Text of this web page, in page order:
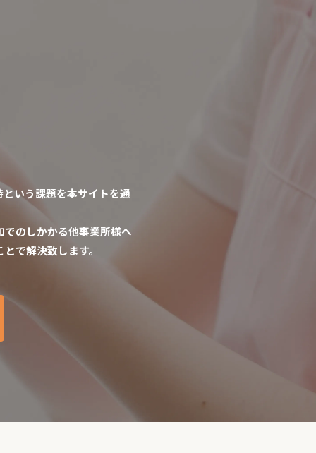
いう課題を本サイトを通
のしかかる他事業所様へ
で解決致します。